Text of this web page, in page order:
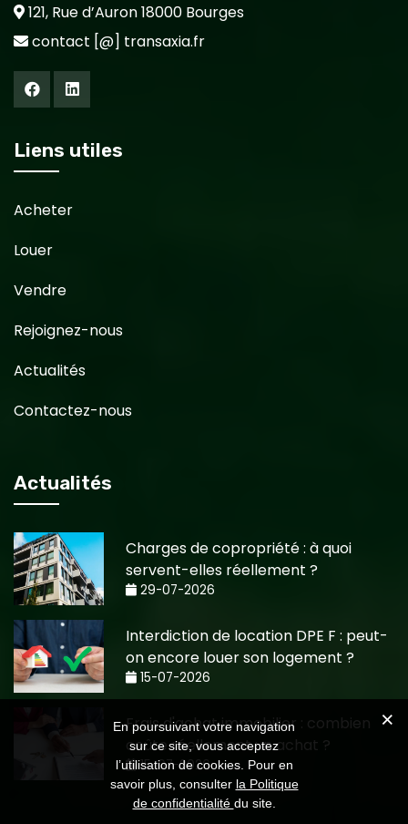
121, Rue d’Auron 18000 Bourges
contact [@] transaxia.fr
Liens utiles
Acheter
Louer
Vendre
Rejoignez-nous
Actualités
Contactez-nous
Actualités
Charges de copropriété : à quoi
servent-elles réellement ?
29-07-2026
Interdiction de location DPE F : peut-
on encore louer son logement ?
15-07-2026
Frais d'achat immobilier : combien
coûte réellement un achat ?
15-07-2026
En poursuivant votre navigation
sur ce site, vous acceptez
l’utilisation de cookies. Pour en
savoir plus, consulter la Politique
de confidentialité du site.